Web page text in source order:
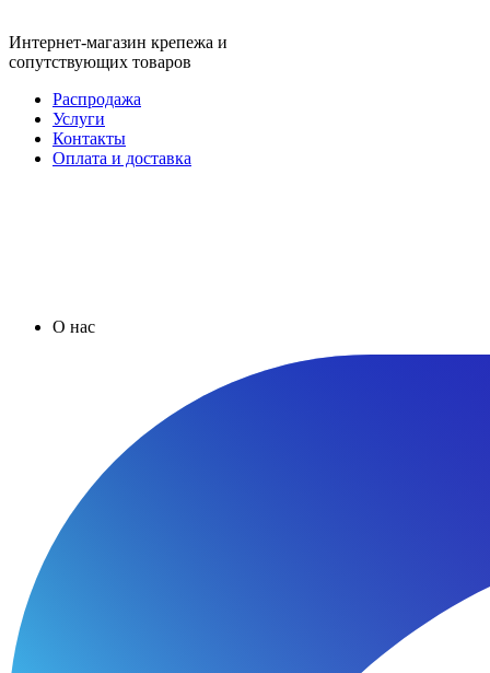
Интернет-магазин крепежа и
сопутствующих товаров
Распродажа
Услуги
Контакты
Оплата и доставка
О нас